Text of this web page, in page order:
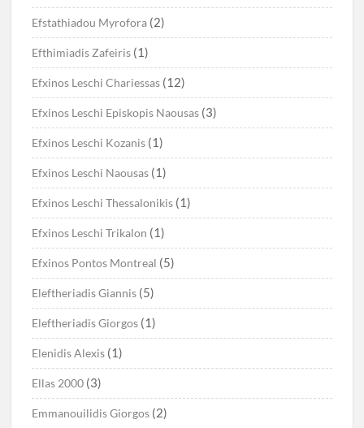
Efstathiadou Myrofora (2)
Efthimiadis Zafeiris (1)
Efxinos Leschi Chariessas (12)
Efxinos Leschi Episkopis Naousas (3)
Efxinos Leschi Kozanis (1)
Efxinos Leschi Naousas (1)
Efxinos Leschi Thessalonikis (1)
Efxinos Leschi Trikalon (1)
Efxinos Pontos Montreal (5)
Eleftheriadis Giannis (5)
Eleftheriadis Giorgos (1)
Elenidis Alexis (1)
Ellas 2000 (3)
Emmanouilidis Giorgos (2)